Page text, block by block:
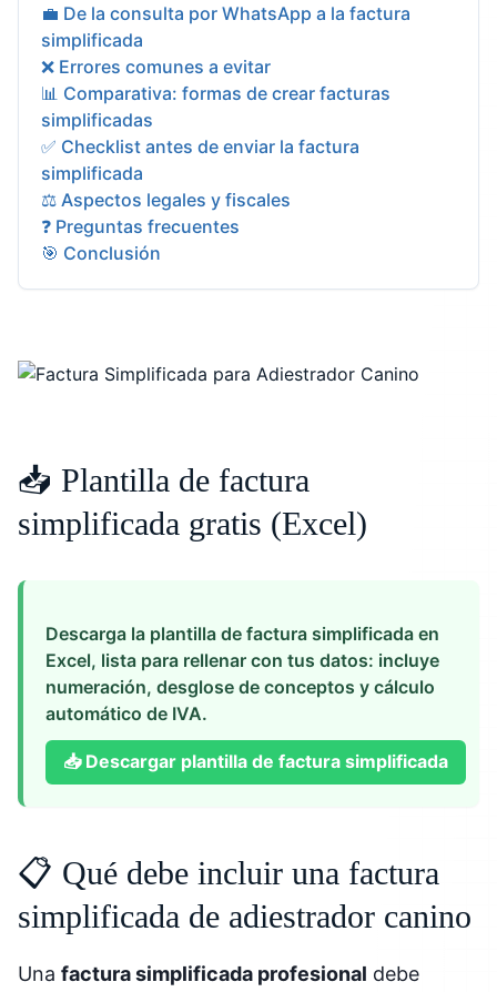
💼 De la consulta por WhatsApp a la factura
simplificada
❌ Errores comunes a evitar
📊 Comparativa: formas de crear facturas
simplificadas
✅ Checklist antes de enviar la factura
simplificada
⚖️ Aspectos legales y fiscales
❓ Preguntas frecuentes
🎯 Conclusión
📥 Plantilla de factura
simplificada gratis (Excel)
Descarga la plantilla de factura simplificada en
Excel, lista para rellenar con tus datos: incluye
numeración, desglose de conceptos y cálculo
automático de IVA.
📥 Descargar plantilla de factura simplificada
📋 Qué debe incluir una factura
simplificada de adiestrador canino
Una factura simplificada profesional debe